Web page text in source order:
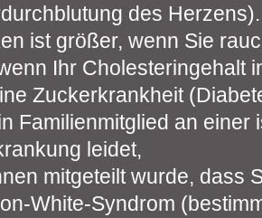
des
ist größer, wenn Sie
Ihr Cholesteringehalt
Zuckerkrankheit
Familienmitglied an einer
leidet,
mitgeteilt wurde, dass
White-Syndrom